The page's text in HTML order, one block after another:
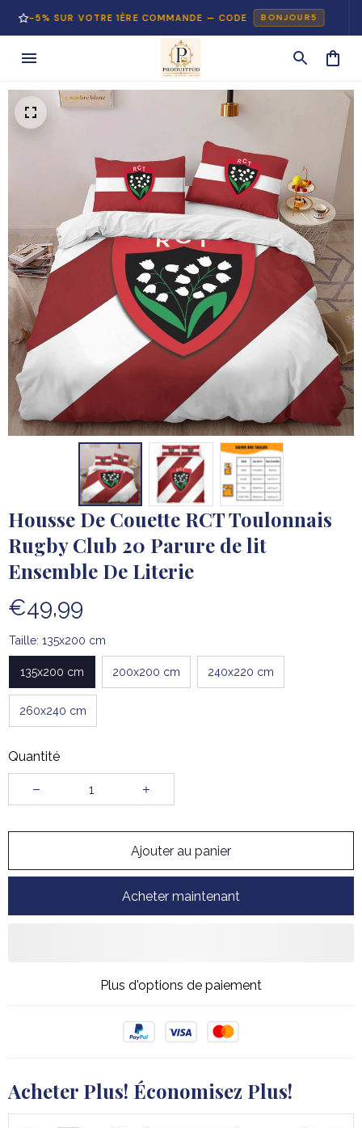
SUR VOTRE 1ÈRE COMMANDE — CODE BONJOUR5
Housse De Couette RCT Toulonnais
Rugby Club 20 Parure de lit
Ensemble De Literie
€49,99
Taille: 135x200 cm
135x200 cm 200x200 cm 240x220 cm
260x240 cm
Quantité
Ajouter au panier
Acheter maintenant
Plus d'options de paiement
Acheter Plus! Économisez Plus!